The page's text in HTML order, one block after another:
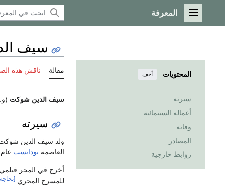
القائمة الرئيسية
المعرفة
المحتويات أخف
سيرته
أعماله السينمائية
وفاته
المصادر
روابط خارجية
سيف
مقالة ناقش هذه
سيف الدين شوكت (و.
سيرته
ولد سيف الدين
العاصمة بودابست عام 1933، ثم درس في قسم الإخراج بأكاديمية السينما العليا في بودابست عام 1937.
أخرج في المجر
للمسرح المجري.